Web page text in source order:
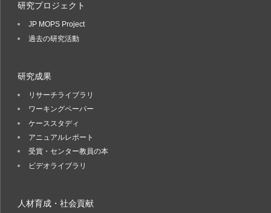
研究プロジェクト
JP MOPS Project
過去の研究活動
研究成果
リサーチライブラリ
ワーキングペーパー
ケーススタディ
アニュアルレポート
受賞・センター教員の本
ビデオライブラリ
人材育成・社会貢献